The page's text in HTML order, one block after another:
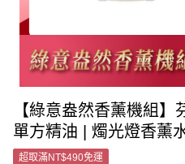
【綠意盎然香薰機組
單方精油 | 燭光燈香薰
超取滿NT$490免運